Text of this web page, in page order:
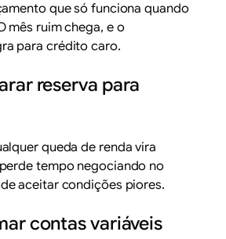
que só funciona quando
mês ruim chega, e o
para crédito caro.
reserva para
queda de renda vira
tempo negociando no
aceitar condições piores.
contas variáveis